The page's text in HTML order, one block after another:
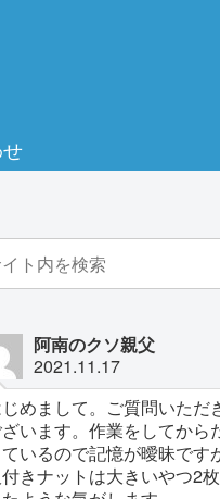
阿南のクソ親父
2021.11.17
めまして。ご質問いただ
います。作業をしてから
いるので記憶が曖昧です
きナットは大きいやつ2